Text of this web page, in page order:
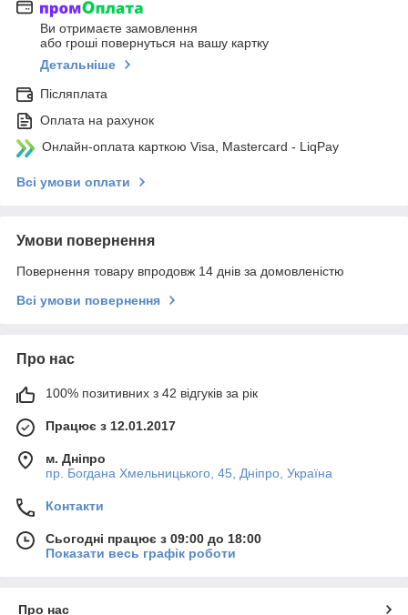
Ви отримаєте замовлення
або гроші повернуться на вашу картку
Детальніше
Післяплата
Оплата на рахунок
Онлайн-оплата карткою Visa, Mastercard - LiqPay
Всі умови оплати
Умови повернення
Повернення товару впродовж 14 днів за домовленістю
Всі умови повернення
Про нас
100% позитивних з 42 відгуків за рік
Працює з 12.01.2017
м. Дніпро
пр. Богдана Хмельницького, 45, Дніпро, Україна
Контакти
Сьогодні працює з 09:00 до 18:00
Показати весь графік роботи
Про нас